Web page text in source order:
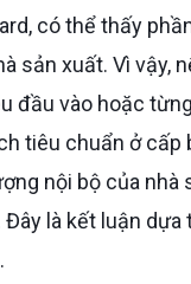
có thể thấy
sản xuất. Vì
đầu vào hoặc
tiêu chuẩn ở cấp
nội bộ của
là kết luận